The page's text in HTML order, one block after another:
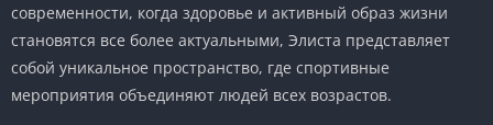
современности, когда здоровье и активный образ жизни
становятся все более актуальными, Элиста представляет
собой уникальное пространство, где спортивные
мероприятия объединяют людей всех возрастов.